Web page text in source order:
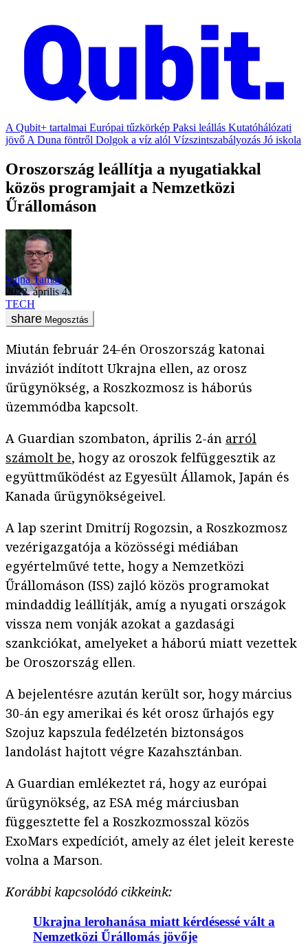
A Qubit+ tartalmai Európai tűzkörkép Paksi leállás Kutatóhálózati
jövő A Duna föntről Dolgok a víz alól Vízszintszabályozás Jó iskola
Oroszország leállítja a nyugatiakkal
közös programjait a Nemzetközi
Űrállomáson
Vajna Tamás
2022. április 4.
TECH
Megosztás
Miután február 24-én Oroszország katonai
inváziót indított Ukrajna ellen, az orosz
űrügynökség, a Roszkozmosz is háborús
üzemmódba kapcsolt.
A Guardian szombaton, április 2-án arról
számolt be, hogy az oroszok felfüggesztik az
együttműködést az Egyesült Államok, Japán és
Kanada űrügynökségeivel.
A lap szerint Dmitríj Rogozsin, a Roszkozmosz
vezérigazgatója a közösségi médiában
egyértelművé tette, hogy a Nemzetközi
Űrállomáson (ISS) zajló közös programokat
mindaddig leállítják, amíg a nyugati országok
vissza nem vonják azokat a gazdasági
szankciókat, amelyeket a háború miatt vezettek
be Oroszország ellen.
A bejelentésre azután került sor, hogy március
30-án egy amerikai és két orosz űrhajós egy
Szojuz kapszula fedélzetén biztonságos
landolást hajtott végre Kazahsztánban.
A Guardian emlékeztet rá, hogy az európai
űrügynökség, az ESA még márciusban
függesztette fel a Roszkozmosszal közös
ExoMars expedíciót, amely az élet jeleit kereste
volna a Marson.
Korábbi kapcsolódó cikkeink:
Ukrajna lerohanása miatt kérdésessé vált a
Nemzetközi Űrállomás jövője